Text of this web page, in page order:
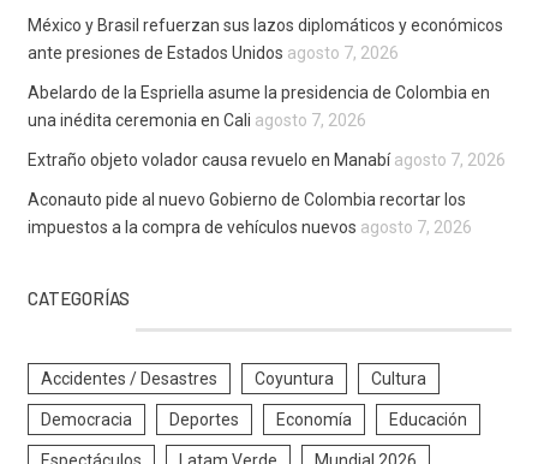
México y Brasil refuerzan sus lazos diplomáticos y económicos
ante presiones de Estados Unidos agosto 7, 2026
Abelardo de la Espriella asume la presidencia de Colombia en
una inédita ceremonia en Cali agosto 7, 2026
Extraño objeto volador causa revuelo en Manabí agosto 7, 2026
Aconauto pide al nuevo Gobierno de Colombia recortar los
impuestos a la compra de vehículos nuevos agosto 7, 2026
CATEGORÍAS
Accidentes / Desastres Coyuntura Cultura
Democracia Deportes Economía Educación